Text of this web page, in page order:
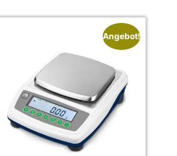
Angebot!